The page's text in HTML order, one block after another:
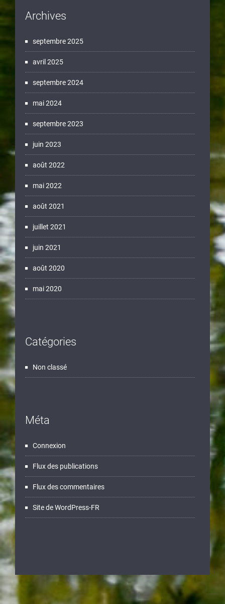
Archives
septembre 2025
avril 2025
septembre 2024
mai 2024
septembre 2023
juin 2023
août 2022
mai 2022
août 2021
juillet 2021
juin 2021
août 2020
mai 2020
Catégories
Non classé
Méta
Connexion
Flux des publications
Flux des commentaires
Site de WordPress-FR